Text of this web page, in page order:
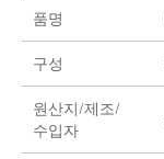
품명
구성
원산지/제조/
수입자